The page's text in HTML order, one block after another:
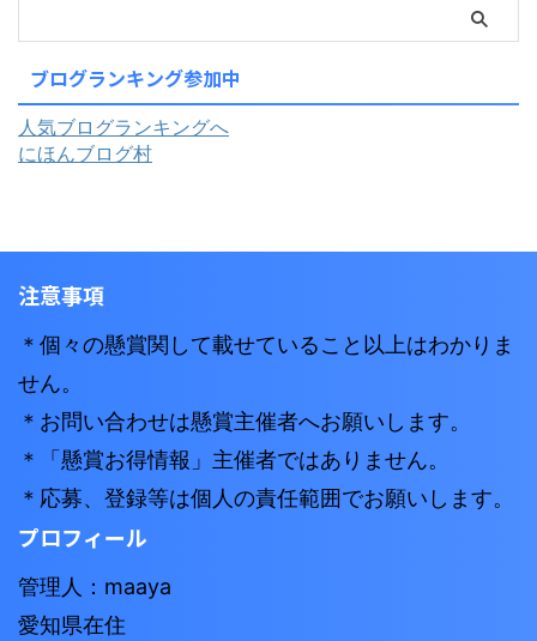
ブログランキング参加中
人気ブログランキングへ
にほんブログ村
注意事項
＊個々の懸賞関して載せていること以上はわかりま
せん。
＊お問い合わせは懸賞主催者へお願いします。
＊「懸賞お得情報」主催者ではありません。
＊応募、登録等は個人の責任範囲でお願いします。
プロフィール
管理人：maaya
愛知県在住